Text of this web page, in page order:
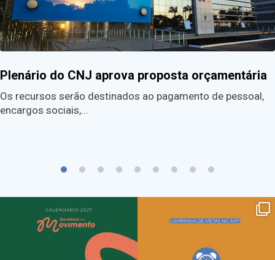
Plenário do CNJ aprova proposta orçamentária
Os recursos serão destinados ao pagamento de pessoal,
encargos sociais,…